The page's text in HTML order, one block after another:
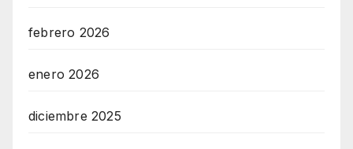
febrero 2026
enero 2026
diciembre 2025